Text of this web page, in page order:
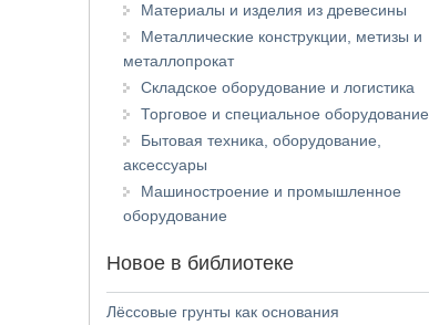
Материалы и изделия из древесины
Металлические конструкции, метизы и
металлопрокат
Складское оборудование и логистика
Торговое и специальное оборудование
Бытовая техника, оборудование,
аксессуары
Машиностроение и промышленное
оборудование
Новое в библиотеке
Лёссовые грунты как основания